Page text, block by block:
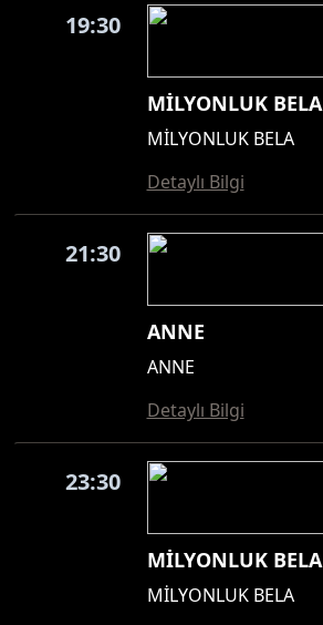
19:30
MİLYONLUK BELA
MİLYONLUK BELA
Detaylı Bilgi
21:30
ANNE
ANNE
Detaylı Bilgi
23:30
MİLYONLUK BELA
MİLYONLUK BELA